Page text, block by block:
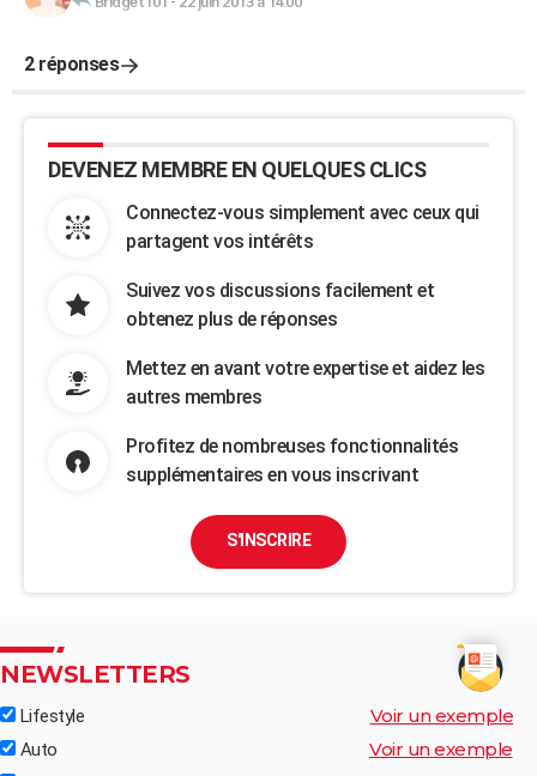
2 réponses
DEVENEZ MEMBRE EN QUELQUES CLICS
Connectez-vous simplement avec ceux qui
partagent vos intérêts
Suivez vos discussions facilement et
obtenez plus de réponses
Mettez en avant votre expertise et aidez les
autres membres
Profitez de nombreuses fonctionnalités
supplémentaires en vous inscrivant
S'INSCRIRE
NEWSLETTERS
Lifestyle Voir un exemple
Auto Voir un exemple